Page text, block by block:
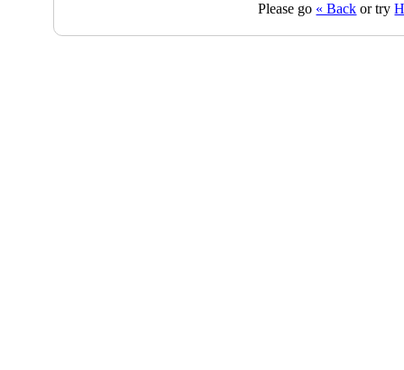
Please go « Back or try